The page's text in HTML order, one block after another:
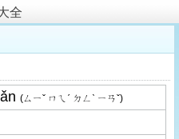
全
(ㄙㄧˇ ㄇㄟˊ ㄉㄥˋ ㄧㄢˇ)